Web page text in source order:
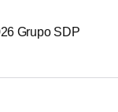
Grupo SDP